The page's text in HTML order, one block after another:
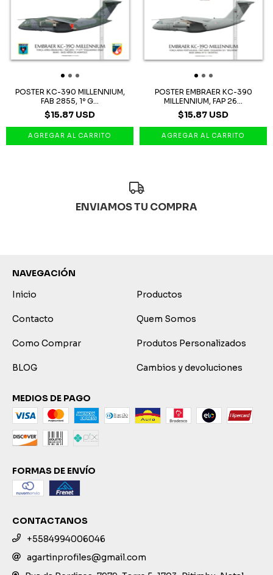
POSTER KC-390 MILLENNIUM,
FAB 2855, 1º G...
$15.87 USD
POSTER EMBRAER KC-390
MILLENNIUM, FAP 26...
$15.87 USD
ENVIAMOS TU COMPRA
NAVEGACIÓN
Inicio
Productos
Contacto Quem Somos
Como Comprar Produtos Personalizados
BLOG Cambios y devoluciones
MEDIOS DE PAGO
FORMAS DE ENVÍO
CONTACTANOS
+5584994006046
agartinprofiles@gmail.com